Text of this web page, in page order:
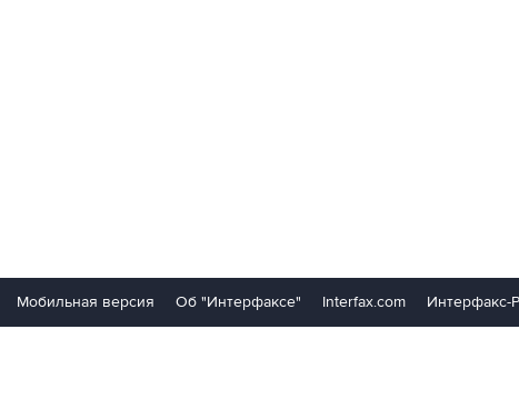
Мобильная версия Об "Интерфаксе" Interfax.com Интерфакс-